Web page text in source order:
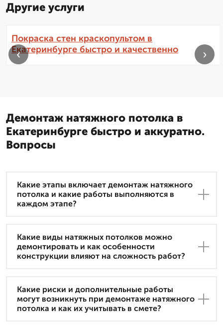
Другие услуги
Покраска стен краскопультом в
Екатеринбурге быстро и качественно
‹ ›
Демонтаж натяжного потолка в
Екатеринбурге быстро и аккуратно.
Вопросы
Какие этапы включает демонтаж натяжного
потолка и какие работы выполняются в
каждом этапе?
Какие виды натяжных потолков можно
демонтировать и как особенности
конструкции влияют на сложность работ?
Какие риски и дополнительные работы
могут возникнуть при демонтаже натяжного
потолка и как их учитывать в смете?